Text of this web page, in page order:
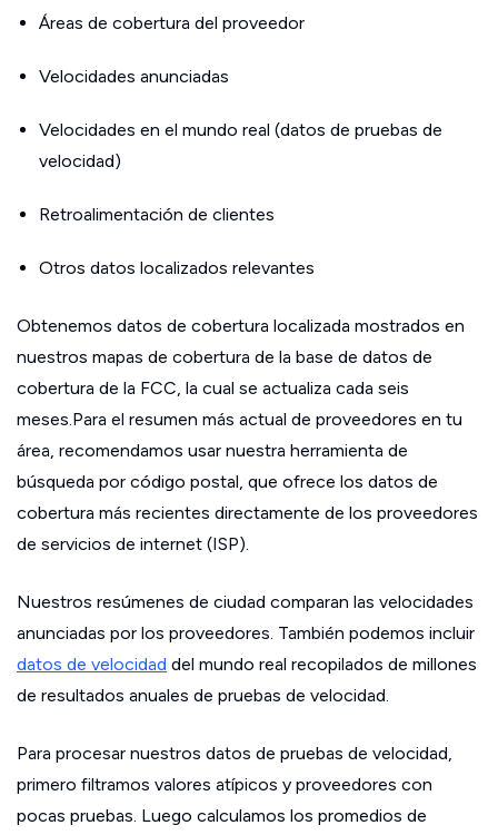
Áreas de cobertura del proveedor
Velocidades anunciadas
Velocidades en el mundo real (datos de pruebas de
velocidad)
Retroalimentación de clientes
Otros datos localizados relevantes
Obtenemos datos de cobertura localizada mostrados en
nuestros mapas de cobertura de la base de datos de
cobertura de la FCC, la cual se actualiza cada seis
meses.Para el resumen más actual de proveedores en tu
área, recomendamos usar nuestra herramienta de
búsqueda por código postal, que ofrece los datos de
cobertura más recientes directamente de los proveedores
de servicios de internet (ISP).
Nuestros resúmenes de ciudad comparan las velocidades
anunciadas por los proveedores. También podemos incluir
datos de velocidad del mundo real recopilados de millones
de resultados anuales de pruebas de velocidad.
Para procesar nuestros datos de pruebas de velocidad,
primero filtramos valores atípicos y proveedores con
pocas pruebas. Luego calculamos los promedios de